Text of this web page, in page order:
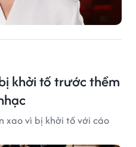
khởi tố trước thềm
xao vì bị khởi tố với cáo